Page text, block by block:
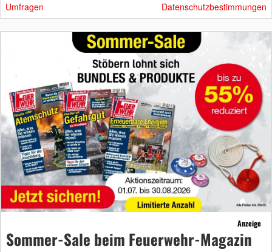
Umfragen Datenschutzbestimmungen
Anzeige
Sommer-Sale beim Feuerwehr-Magazin